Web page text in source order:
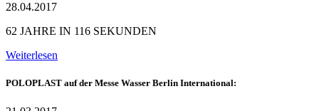
28.04.2017
62 JAHRE IN 116 SEKUNDEN
Weiterlesen
POLOPLAST auf der Messe Wasser Berlin International: